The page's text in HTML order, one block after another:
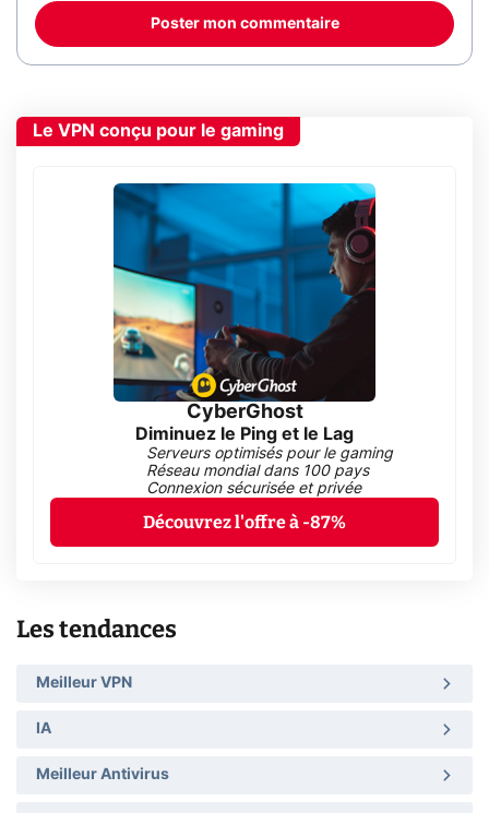
Poster mon commentaire
Le VPN conçu pour le gaming
CyberGhost
Diminuez le Ping et le Lag
Serveurs optimisés pour le gaming
Réseau mondial dans 100 pays
Connexion sécurisée et privée
Découvrez l'offre à -87%
Les tendances
Meilleur VPN
IA
Meilleur Antivirus